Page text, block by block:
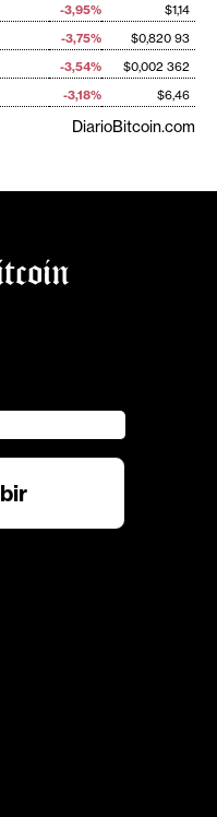
-3,95%
$1,14
-3,75%
$0,820 93
-3,54%
$0,002 362
-3,18% $6,46
DiarioBitcoin.com